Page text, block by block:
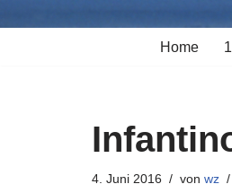
Home
4. Juni 2016 von wz